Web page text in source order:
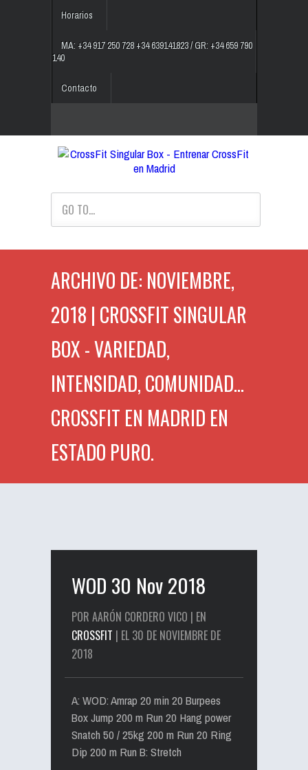
Horarios
MA: +34 917 250 728 +34 639141823 / GR: +34 659 790
140
Contacto
GO TO...
ARCHIVO DE: NOVIEMBRE,
2018 | CROSSFIT SINGULAR
BOX - VARIEDAD,
INTENSIDAD, COMUNIDAD...
CROSSFIT EN MADRID EN
ESTADO PURO.
WOD 30 Nov 2018
POR AARÓN CORDERO VICO | EN
CROSSFIT | EL 30 DE NOVIEMBRE DE
2018
A: WOD: Amrap 20 min 20 Burpees
Box Jump 200 m Run 20 Hang power
Snatch 50 / 25kg 200 m Run 20 Ring
Dip 200 m Run B: Stretch